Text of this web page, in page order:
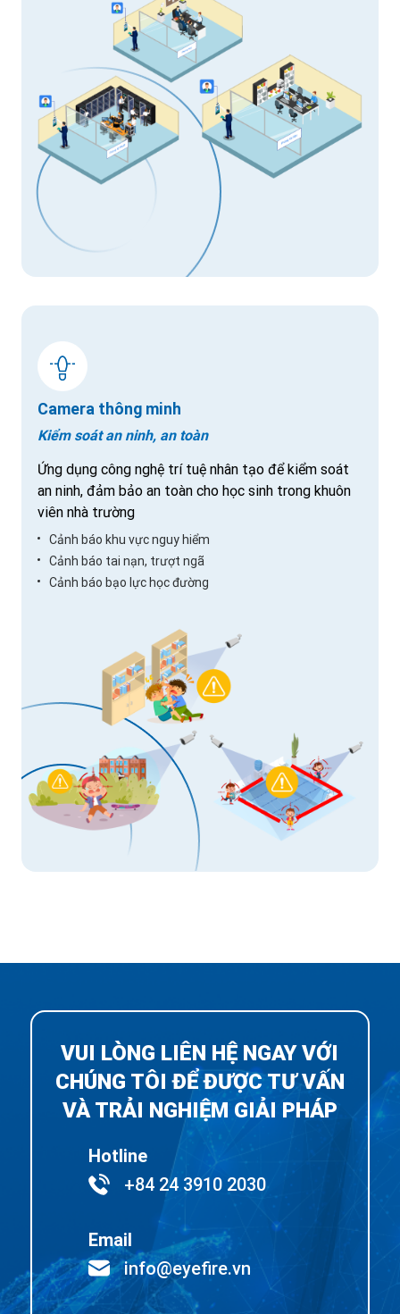
Camera thông minh
Kiểm soát an ninh, an toàn
Ứng dụng công nghệ trí tuệ nhân tạo để kiểm soát
an ninh, đảm bảo an toàn cho học sinh trong khuôn
viên nhà trường
Cảnh báo khu vực nguy hiểm
Cảnh báo tai nạn, trượt ngã
Cảnh báo bạo lực học đường
VUI LÒNG LIÊN HỆ NGAY VỚI
CHÚNG TÔI ĐỂ ĐƯỢC TƯ VẤN
VÀ TRẢI NGHIỆM GIẢI PHÁP
Hotline
+84 24 3910 2030
Email
info@eyefire.vn